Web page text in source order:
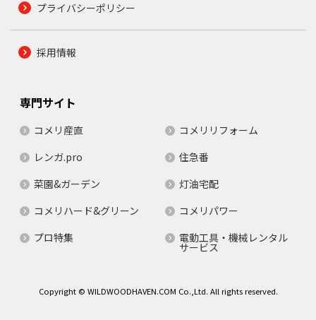
プライバシーポリシー
採用情報
専門サイト
コメリ産直
コメリリフォーム
レンガ.pro
住急番
菜園&ガーデン
灯油宅配
コメリハード&グリーン
コメリパワー
プロ特集
電動工具・機械レンタル
サービス
Copyright © WILDWOODHAVEN.COM Co.,Ltd. All rights reserved.